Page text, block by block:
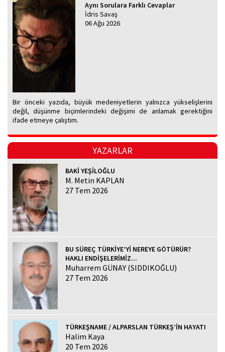
Aynı Sorulara Farklı Cevaplar
İdris Savaş
06 Ağu 2026
Bir önceki yazıda, büyük medeniyetlerin yalnızca yükselişlerini
değil, düşünme biçimlerindeki değişimi de anlamak gerektiğini
ifade etmeye çalıştım.
YAZARLAR
BAKİ YEŞİLOĞLU
M. Metin KAPLAN
27 Tem 2026
BU SÜREÇ TÜRKİYE’Yİ NEREYE GÖTÜRÜR?
HAKLI ENDİŞELERİMİZ...
Muharrem GÜNAY (SIDDIKOĞLU)
27 Tem 2026
TÜRKEŞNAME / ALPARSLAN TÜRKEŞ’İN HAYATI
Halim Kaya
20 Tem 2026